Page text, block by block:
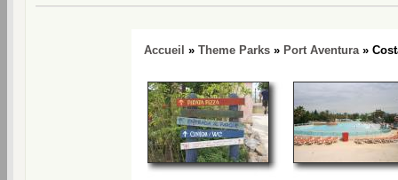
Accueil » Theme Parks» Port Aventura»